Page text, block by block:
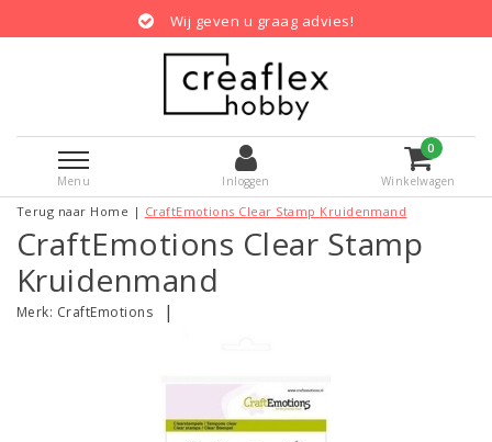
Wij geven u graag advies!
Menu Inloggen
0
Winkelwagen
Terug naar Home | CraftEmotions Clear Stamp Kruidenmand
CraftEmotions Clear Stamp
Kruidenmand
Merk: CraftEmotions |